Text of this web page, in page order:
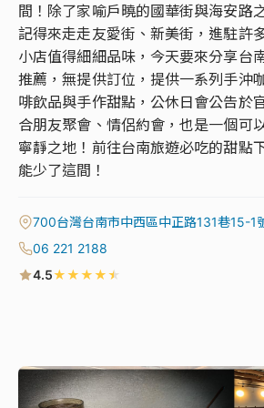
間！除了家喻戶曉的國華街與海安路
記得來走走友愛街、新美街，進駐許
小店值得細細品味，今天要來分享台
推薦，無提供訂位，提供一系列手沖
啡飲品與手作甜點，公休日會公告於
合朋友聚會、情侶約會，也是一個可
寧靜之地！前往台南旅遊必吃的甜點
能少了這間！
700台灣台南市中西區中正路131巷15-1
06 221 2188
4.5★★★★★